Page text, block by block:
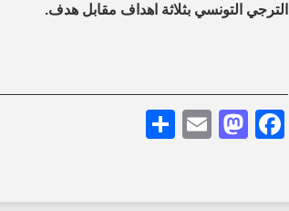
الترجي التونسي بثلاثة اهداف مقابل هدف.
Facebook
Mastodon
Email